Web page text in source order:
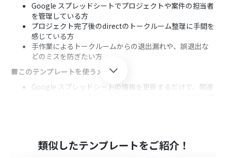
Google スプレッドシートでプロジェクトや案件の担当者
を管理している方
プロジェクト完了後のdirectのトークルーム整理に手間を
感じている方
手作業によるトークルームからの退出漏れや、誤退出な
どのミスを防ぎたい方
■このテンプレートを使うメリット
Google スプレッドシートの情報を更新するだけで、関連
■フローボットの流れ
類似したテンプレートをご紹介！